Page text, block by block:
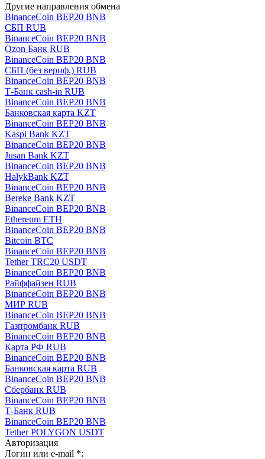
Другие направления обмена
BinanceCoin BEP20 BNB
СБП RUB
BinanceCoin BEP20 BNB
Ozon Банк RUB
BinanceCoin BEP20 BNB
СБП (без вериф.) RUB
BinanceCoin BEP20 BNB
Т-Банк cash-in RUB
BinanceCoin BEP20 BNB
Банковская карта KZT
BinanceCoin BEP20 BNB
Kaspi Bank KZT
BinanceCoin BEP20 BNB
Jusan Bank KZT
BinanceCoin BEP20 BNB
HalykBank KZT
BinanceCoin BEP20 BNB
Bereke Bank KZT
BinanceCoin BEP20 BNB
Ethereum ETH
BinanceCoin BEP20 BNB
Bitcoin BTC
BinanceCoin BEP20 BNB
Tether TRC20 USDT
BinanceCoin BEP20 BNB
Райффайзен RUB
BinanceCoin BEP20 BNB
МИР RUB
BinanceCoin BEP20 BNB
Газпромбанк RUB
BinanceCoin BEP20 BNB
Карта РФ RUB
BinanceCoin BEP20 BNB
Банковская карта RUB
BinanceCoin BEP20 BNB
Сбербанк RUB
BinanceCoin BEP20 BNB
Т-Банк RUB
BinanceCoin BEP20 BNB
Tether POLYGON USDT
Авторизация
Логин или e-mail *: